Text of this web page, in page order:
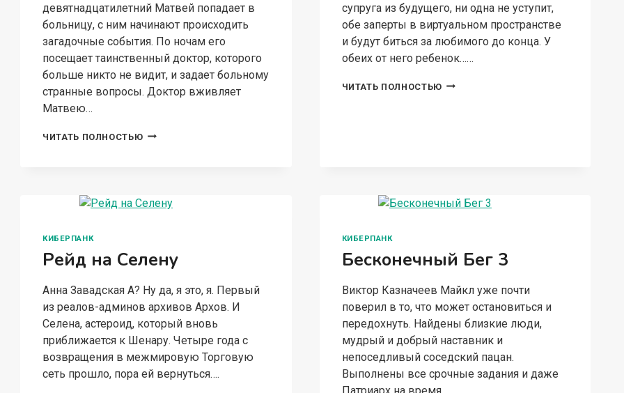
девятнадцатилетний Матвей попадает в
больницу, с ним начинают происходить
загадочные события. По ночам его
посещает таинственный доктор, которого
больше никто не видит, и задает больному
странные вопросы. Доктор вживляет
Матвею…
ЧИТАТЬ ПОЛНОСТЬЮ МЕТА-
супруга из будущего, ни одна не уступит,
обе заперты в виртуальном пространстве
и будут биться за любимого до конца. У
обеих от него ребенок……
ЧИТАТЬ ПОЛНОСТЬЮ ОСТАНЕТСЯ
КИБЕРПАНК
Рейд на Селену
Анна Завадская А? Ну да, я это, я. Первый
из реалов-админов архивов Архов. И
Селена, астероид, который вновь
приближается к Шенару. Четыре года с
возвращения в межмировую Торговую
сеть прошло, пора ей вернуться….
КИБЕРПАНК
Бесконечный Бег 3
Виктор Казначеев Майкл уже почти
поверил в то, что может остановиться и
передохнуть. Найдены близкие люди,
мудрый и добрый наставник и
непоседливый соседский пацан.
Выполнены все срочные задания и даже